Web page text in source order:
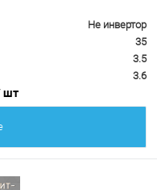
Не инвертор
35
3.5
3.6
шт